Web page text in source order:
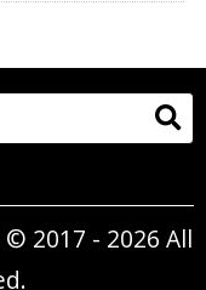
2017 - 2026 All